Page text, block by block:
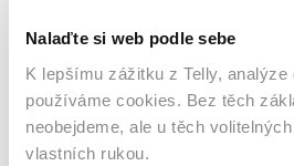
Nalaďte si web podle sebe
K lepšímu zážitku z Telly, analýze
používáme cookies. Bez těch
neobejdeme, ale u těch
vlastních rukou.
Sledujte kdekoliv až
Sledovat internetovou
po celé EU, a to až na 6